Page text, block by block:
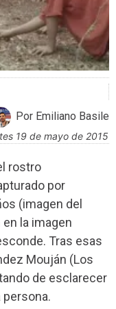
Por Emiliano Basile
19 de mayo de 2015
rostro
por
(imagen del
la imagen
Tras esas
Mouján (Los
de esclarecer
persona.